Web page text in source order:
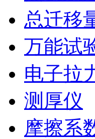
总迁移
万能试
电子拉
测厚仪
摩擦系